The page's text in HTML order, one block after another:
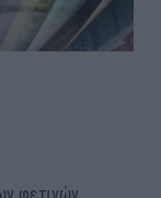
φετινών